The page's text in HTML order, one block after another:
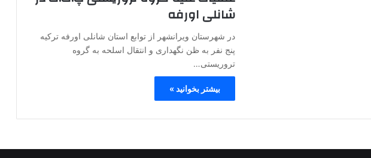
شانلی اورفه
در شهرستان ویرانشهر از توابع استان شانلی اورفه ترکیه
پنج نفر به ظن نگهداری و انتقال اسلحه به گروه
تروریستی…
بیشتر بخوانید »